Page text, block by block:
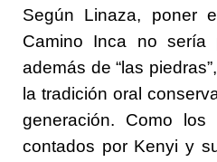
Según Linaza, poner
Camino Inca no sería
además de “las
la tradición oral
generación. Como
contados por Kenyi y